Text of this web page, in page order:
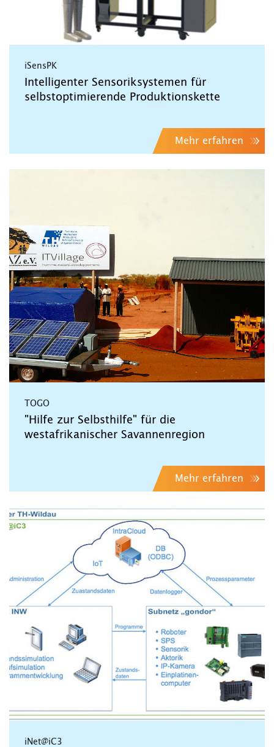
iSensPK
Intelligenter Sensoriksystemen für
selbstoptimierende Produktionskette
Mehr erfahren
TOGO
"Hilfe zur Selbsthilfe" für die
westafrikanischer Savannenregion
Mehr erfahren
iNet@iC3